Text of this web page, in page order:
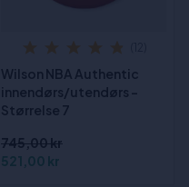
Wilson NBA Authentic
innendørs/utendørs -
Størrelse 7
745,00 kr
521,00 kr